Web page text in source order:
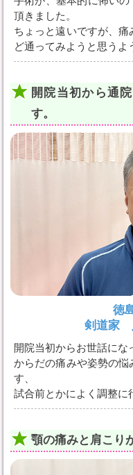
頂きました。
ちょっと遠いですが、
ど通ってみようと思うよ
開院当初から通
す。
徳
剣道家
開院当初からお世話にな
からだの痛みや姿勢の悩
す、
試合前とかによく調整に
顎の痛みと肩こり